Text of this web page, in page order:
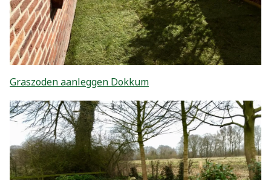
Graszoden aanleggen Dokkum